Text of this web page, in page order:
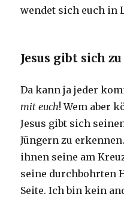
wendet sich euch in
Jesus gibt sich
Da kann ja jeder
mit euch! Wem aber
Jesus gibt sich
Jüngern zu
ihnen seine am
seine durchbohrten
Seite. Ich bin kein